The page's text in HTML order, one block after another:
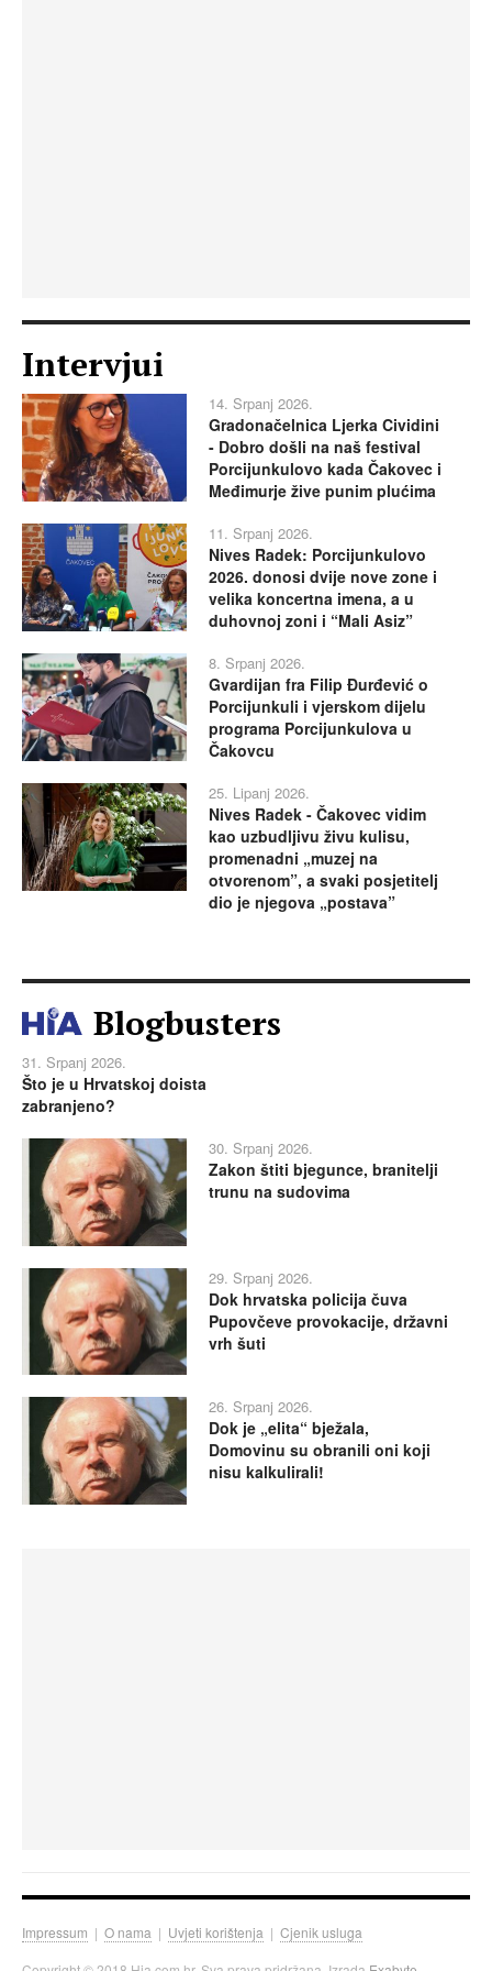
Intervjui
14. Srpanj 2026.
Gradonačelnica Ljerka Cividini
- Dobro došli na naš festival
Porcijunkulovo kada Čakovec i
Međimurje žive punim plućima
11. Srpanj 2026.
Nives Radek: Porcijunkulovo
2026. donosi dvije nove zone i
velika koncertna imena, a u
duhovnoj zoni i “Mali Asiz”
8. Srpanj 2026.
Gvardijan fra Filip Đurđević o
Porcijunkuli i vjerskom dijelu
programa Porcijunkulova u
Čakovcu
25. Lipanj 2026.
Nives Radek - Čakovec vidim
kao uzbudljivu živu kulisu,
promenadni „muzej na
otvorenom”, a svaki posjetitelj
dio je njegova „postava”
Blogbusters
31. Srpanj 2026.
Što je u Hrvatskoj doista
zabranjeno?
30. Srpanj 2026.
Zakon štiti bjegunce, branitelji
trunu na sudovima
29. Srpanj 2026.
Dok hrvatska policija čuva
Pupovčeve provokacije, državni
vrh šuti
26. Srpanj 2026.
Dok je „elita“ bježala,
Domovinu su obranili oni koji
nisu kalkulirali!
Impressum | O nama | Uvjeti korištenja | Cjenik usluga